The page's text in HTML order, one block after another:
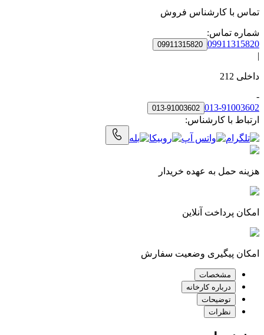
تماس با کارشناس فروش
شماره تماس:
09911315820
09911315820
|
داخلی 212
-
013-91003602
013-91003602
ارتباط با کارشناس:
هزینه حمل به‌ عهده خریدار
امکان پرداخت آنلاین
امکان پیگیری وضعیت سفارش
مشخصات
درباره کارخانه
توضیحات
نظرات